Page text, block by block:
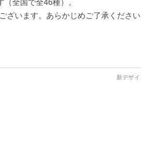
全国で全46種）
。
ざいます。あらかじめご了承ください
新デザ